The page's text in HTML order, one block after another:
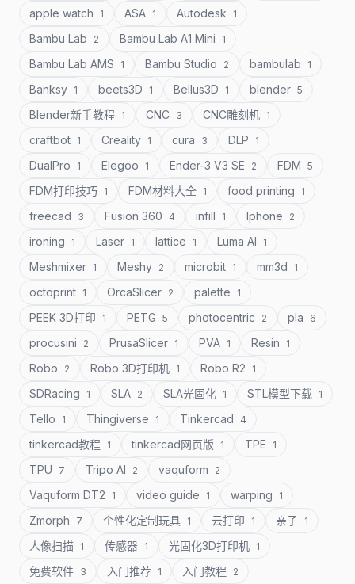
apple watch 1 ASA 1 Autodesk 1
Bambu Lab 2 Bambu Lab A1 Mini 1
Bambu Lab AMS 1 Bambu Studio 2 bambulab 1
Banksy 1 beets3D 1 Bellus3D 1 blender 5
Blender新手教程 1 CNC 3 CNC雕刻机 1
craftbot 1 Creality 1 cura 3 DLP 1
DualPro 1 Elegoo 1 Ender-3 V3 SE 2 FDM 5
FDM打印技巧 1 FDM材料大全 1 food printing 1
freecad 3 Fusion 360 4 infill 1 Iphone 2
ironing 1 Laser 1 lattice 1 Luma AI 1
Meshmixer 1 Meshy 2 microbit 1 mm3d 1
octoprint 1 OrcaSlicer 2 palette 1
PEEK 3D打印 1 PETG 5 photocentric 2 pla 6
procusini 2 PrusaSlicer 1 PVA 1 Resin 1
Robo 2 Robo 3D打印机 1 Robo R2 1
SDRacing 1 SLA 2 SLA光固化 1 STL模型下载 1
Tello 1 Thingiverse 1 Tinkercad 4
tinkercad教程 1 tinkercad网页版 1 TPE 1
TPU 7 Tripo AI 2 vaquform 2
Vaquform DT2 1 video guide 1 warping 1
Zmorph 7 个性化定制玩具 1 云打印 1 亲子 1
人像扫描 1 传感器 1 光固化3D打印机 1
免费软件 3 入门推荐 1 入门教程 2